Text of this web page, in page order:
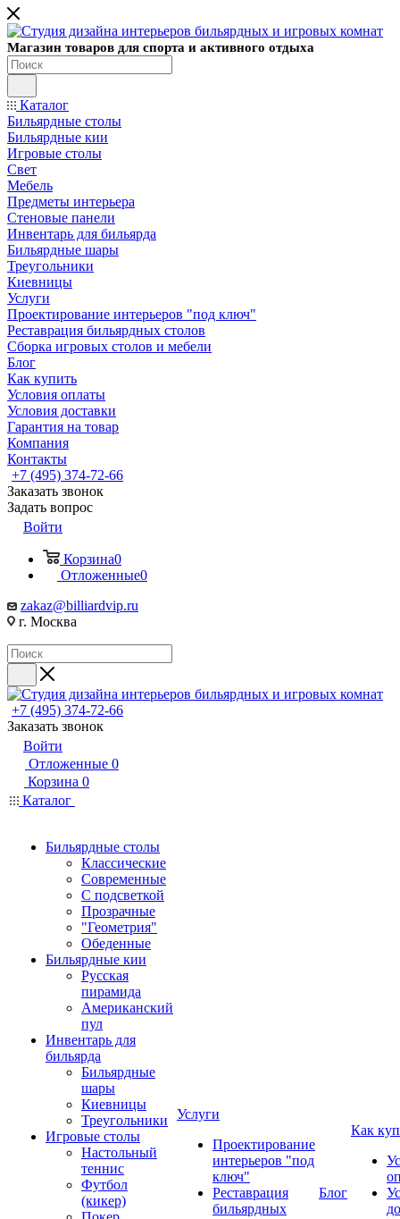
Магазин товаров для спорта и активного отдыха
Каталог
Бильярдные столы
Бильярдные кии
Игровые столы
Свет
Мебель
Предметы интерьера
Стеновые панели
Инвентарь для бильярда
Бильярдные шары
Треугольники
Киевницы
Услуги
Проектирование интерьеров "под ключ"
Реставрация бильярдных столов
Сборка игровых столов и мебели
Блог
Как купить
Условия оплаты
Условия доставки
Гарантия на товар
Компания
Контакты
+7 (495) 374-72-66
Заказать звонок
Задать вопрос
Войти
Корзина0
Отложенные0
zakaz@billiardvip.ru
г. Москва
+7 (495) 374-72-66
Заказать звонок
Войти
Отложенные 0
Корзина 0
Каталог
Бильярдные столы
Классические
Современные
С подсветкой
Прозрачные
"Геометрия"
Обеденные
Бильярдные кии
Русская
пирамида
Американский
пул
Инвентарь для
бильярда
Бильярдные
шары
Киевницы
Треугольники
Игровые столы
Настольный
теннис
Футбол
(кикер)
Услуги
Проектирование
интерьеров "под
ключ"
Реставрация
бильярдных
Блог
Как